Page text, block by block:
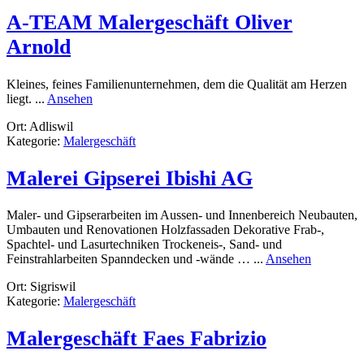
A-TEAM Malergeschäft Oliver
Arnold
Kleines, feines Familienunternehmen, dem die Qualität am Herzen
liegt. ... Ansehen
Malergeschäft
Arnold
Ort: Adliswil
Kategorie: Malergeschäft
Malerei Gipserei Ibishi AG
Maler- und Gipserarbeiten im Aussen- und Innenbereich Neubauten,
Umbauten und Renovationen Holzfassaden Dekorative Frab-,
Spachtel- und Lasurtechniken Trockeneis-, Sand- und
Feinstrahlarbeiten Spanndecken und -wände … ... Ansehen
Ort: Sigriswil
Kategorie: Malergeschäft
Malergeschäft Faes Fabrizio